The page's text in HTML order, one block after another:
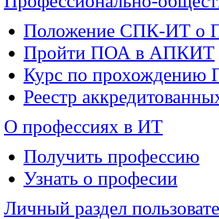
Положение СПК-ИТ о
Пройти ПОА в АПКИТ
Курс по прохождению
Реестр
О профессиях в ИТ
Получить профессию
Узнать о професии
Личный раздел